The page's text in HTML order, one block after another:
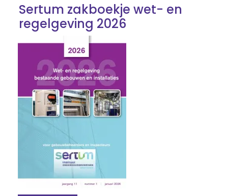
Sertum zakboekje wet- en
regelgeving 2026